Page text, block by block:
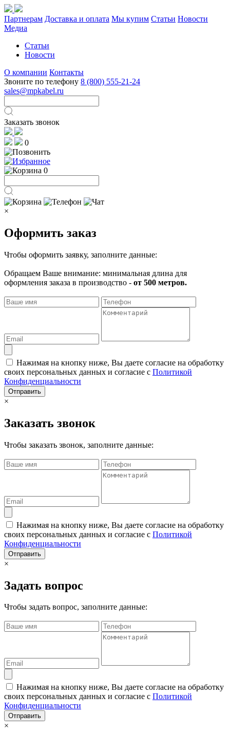
Партнерам Доставка и оплата Мы купим Статьи Новости
Медиа
Статьи
Новости
О компании Контакты
Звоните по телефону 8 (800) 555-21-24
sales@mpkabel.ru
Заказать звонок
0
0
×
Оформить заказ
Чтобы оформить заявку, заполните данные:
Обращаем Ваше внимание: минимальная длина для
оформления заказа в производство - от 500 метров.
Нажимая на кнопку ниже, Вы даете согласие на обработку
своих персональных данных и согласие с Политикой
Конфиденциальности
Отправить
×
Заказать звонок
Чтобы заказать звонок, заполните данные:
Нажимая на кнопку ниже, Вы даете согласие на обработку
своих персональных данных и согласие с Политикой
Конфиденциальности
Отправить
×
Задать вопрос
Чтобы задать вопрос, заполните данные:
Нажимая на кнопку ниже, Вы даете согласие на обработку
своих персональных данных и согласие с Политикой
Конфиденциальности
Отправить
×